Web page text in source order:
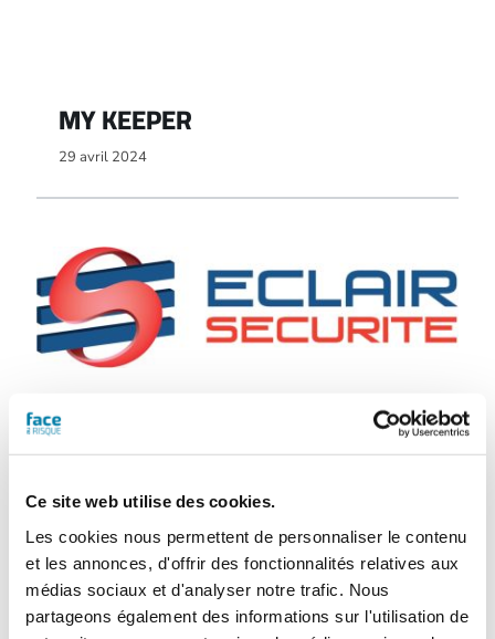
Ce site web utilise des cookies.
Les cookies nous permettent de personnaliser le contenu
et les annonces, d'offrir des fonctionnalités relatives aux
médias sociaux et d'analyser notre trafic. Nous
partageons également des informations sur l'utilisation de
MY KEEPER
29 avril 2024
ECLAIR SECURITE
25 avril 2024